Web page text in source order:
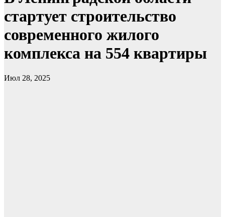
стартует строительство
современного жилого
комплекса на 554 квартиры
Июл 28, 2025